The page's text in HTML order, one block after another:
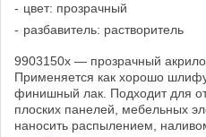
цвет: прозрачный
разбавитель: растворитель
9903150x — прозрачный
Применяется как хорошо
финишный лак. Подходит для
плоских панелей, мебельных
наносить распылением,